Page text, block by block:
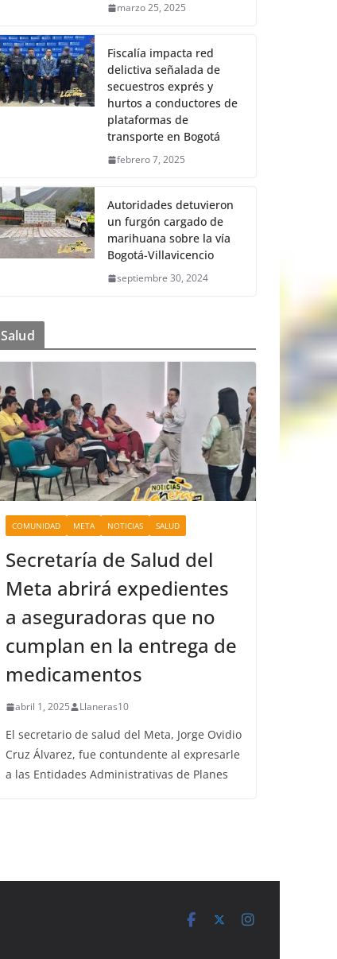
marzo 25, 2025
Fiscalía impacta red
delictiva señalada de
secuestros exprés y
hurtos a conductores de
plataformas de
transporte en Bogotá
febrero 7, 2025
Autoridades detuvieron
un furgón cargado de
marihuana sobre la vía
Bogotá-Villavicencio
septiembre 30, 2024
Salud
COMUNIDAD META NOTICIAS SALUD
Secretaría de Salud del
Meta abrirá expedientes
a aseguradoras que no
cumplan en la entrega de
medicamentos
abril 1, 2025 Llaneras10
El secretario de salud del Meta, Jorge Ovidio
Cruz Álvarez, fue contundente al expresarle
a las Entidades Administrativas de Planes